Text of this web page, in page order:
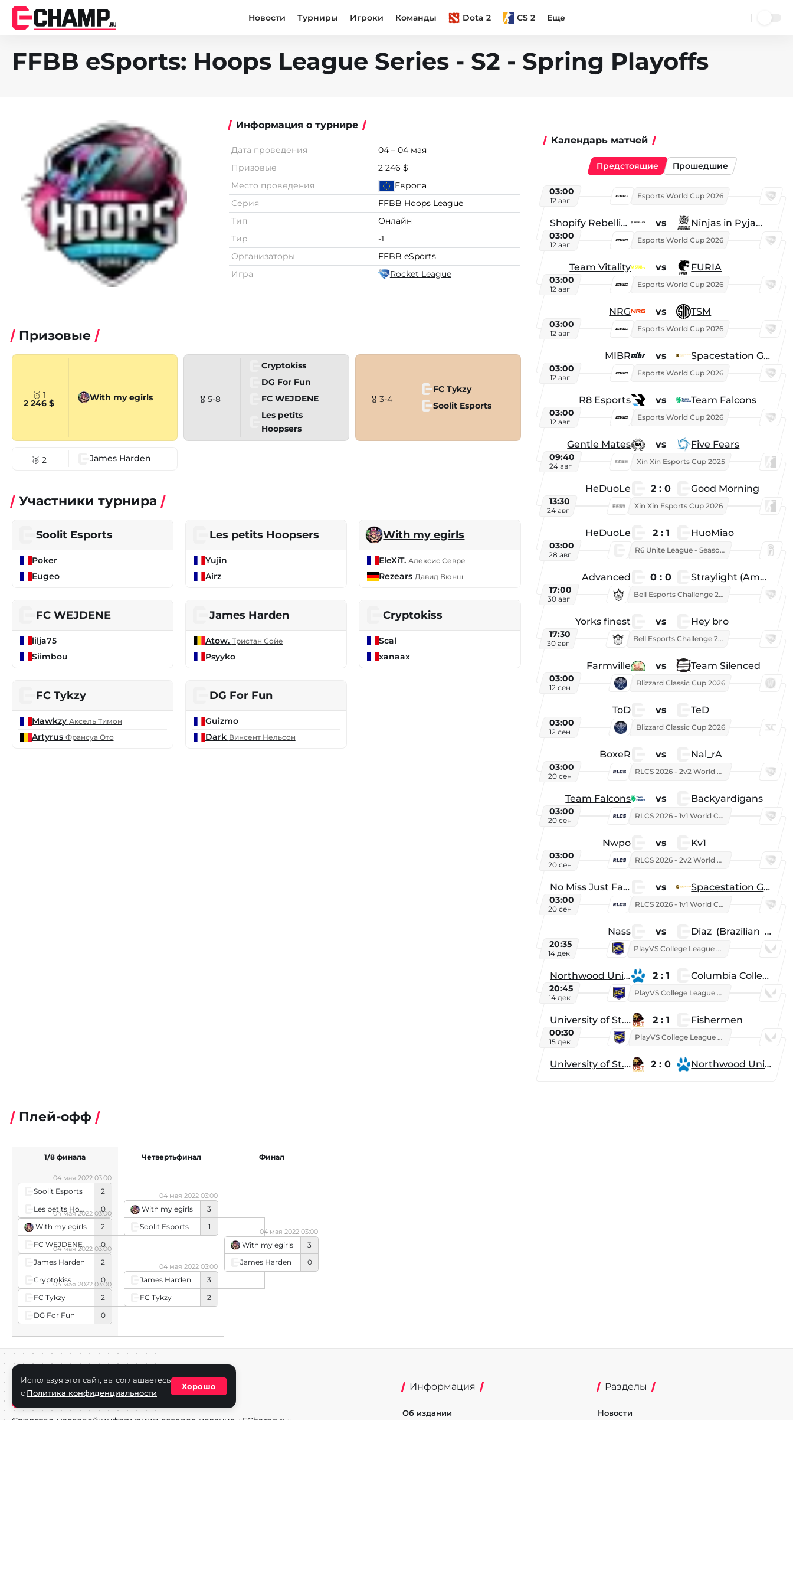
Новости Турниры Игроки Команды Dota 2 CS 2 Еще
FFBB eSports: Hoops League Series - S2 - Spring Playoffs
Информация о турнире
Дата проведения
04 – 04 мая
Призовые
2 246 $
Место проведения
Европа
Серия
FFBB Hoops League
Тип
Онлайн
Тир
-1
Организаторы
FFBB eSports
Игра
Rocket League
Призовые
🥇 1
2 246 $
With my egirls 🎖 5-8
Cryptokiss
DG For Fun
FC WEJDENE
Les petits
Hoopsers
🎖 3-4
FC Tykzy
Soolit Esports
🥈 2 James Harden
Участники турнира
Soolit Esports
Poker
Eugeo
Les petits Hoopsers
Yujin
Airz
With my egirls
EleXiT. Алексис Севре
Rezears Давид Вюнш
FC WEJDENE
lilja75
Siimbou
James Harden
Atow. Тристан Сойе
Psyyko
Cryptokiss
Scal
xanaax
FC Tykzy
Mawkzy Аксель Тимон
Artyrus Франсуа Ото
DG For Fun
Guizmo
Dark Винсент Нельсон
Календарь матчей
Предстоящие Прошедшие
03:00
12 авг
Esports World Cup 2026
Shopify Rebellion vs Ninjas in Pyjamas
03:00
12 авг
Esports World Cup 2026
Team Vitality vs FURIA
03:00
12 авг
Esports World Cup 2026
NRG vs TSM
03:00
12 авг
Esports World Cup 2026
MIBR vs Spacestation Gaming
03:00
12 авг
Esports World Cup 2026
R8 Esports vs Team Falcons
03:00
12 авг
Esports World Cup 2026
Gentle Mates vs Five Fears
09:40
24 авг
Xin Xin Esports Cup 2025
HeDuoLe 2 : 0 Good Morning
13:30
24 авг
Xin Xin Esports Cup 2026
HeDuoLe 2 : 1 HuoMiao
03:00
28 авг
R6 Unite League - Season 1
Advanced 0 : 0 Straylight (American team)
17:00
30 авг
Bell Esports Challenge 2026
Yorks finest vs Hey bro
17:30
30 авг
Bell Esports Challenge 2026
Farmville vs Team Silenced
03:00
12 сен
Blizzard Classic Cup 2026
ToD vs TeD
03:00
12 сен
Blizzard Classic Cup 2026
BoxeR vs Nal_rA
03:00
20 сен
RLCS 2026 - 2v2 World Championship
Team Falcons vs Backyardigans
03:00
20 сен
RLCS 2026 - 1v1 World Championship
Nwpo vs Kv1
03:00
20 сен
RLCS 2026 - 2v2 World Championship
No Miss Just Fake vs Spacestation Gaming
03:00
20 сен
RLCS 2026 - 1v1 World Championship
Nass vs Diaz_(Brazilian_Player)
20:35
14 дек
PlayVS College League 2025: Fall
Northwood University 2 : 1 Columbia College
20:45
14 дек
PlayVS College League 2025: Fall
University of St. Thomas 2 : 1 Fishermen
00:30
15 дек
PlayVS College League 2025: Fall
University of St. Thomas 2 : 0 Northwood University
Плей-офф
Soolit Esports
2
Les petits Hoopsers
0
04 мая 2022 03:00
With my egirls
2
FC WEJDENE
0
04 мая 2022 03:00
James Harden
2
Cryptokiss
0
04 мая 2022 03:00
FC Tykzy
2
DG For Fun
0
04 мая 2022 03:00
1/8 финала
With my egirls
3
Soolit Esports
1
04 мая 2022 03:00
James Harden
3
FC Tykzy
2
04 мая 2022 03:00
Четвертьфинал
With my egirls
3
James Harden
0
04 мая 2022 03:00
Финал
Средство массовой информации сетевое издание «EChamp.ru»
Информация
Об издании
Разделы
Новости
Используя этот сайт, вы соглашаетесь
с Политика конфиденциальности
Хорошо